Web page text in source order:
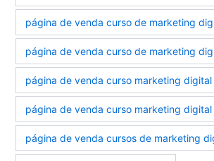
página de venda curso de marketing
página de venda curso de marketing
página de venda curso marketing digital
página de venda curso marketing digital
página de venda cursos de marketing